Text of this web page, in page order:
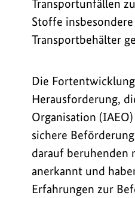
Transportunfällen
Stoffe
Transportbehälter
Die
Herausforderung,
Organisation
sichere
darauf beruhenden
anerkannt und
Erfahrungen zur